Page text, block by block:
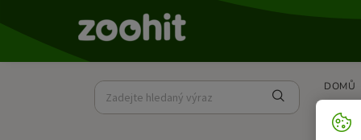
DOMŮ